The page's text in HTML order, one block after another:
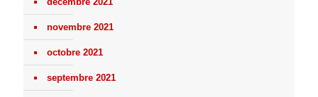
novembre 2021
octobre 2021
septembre 2021